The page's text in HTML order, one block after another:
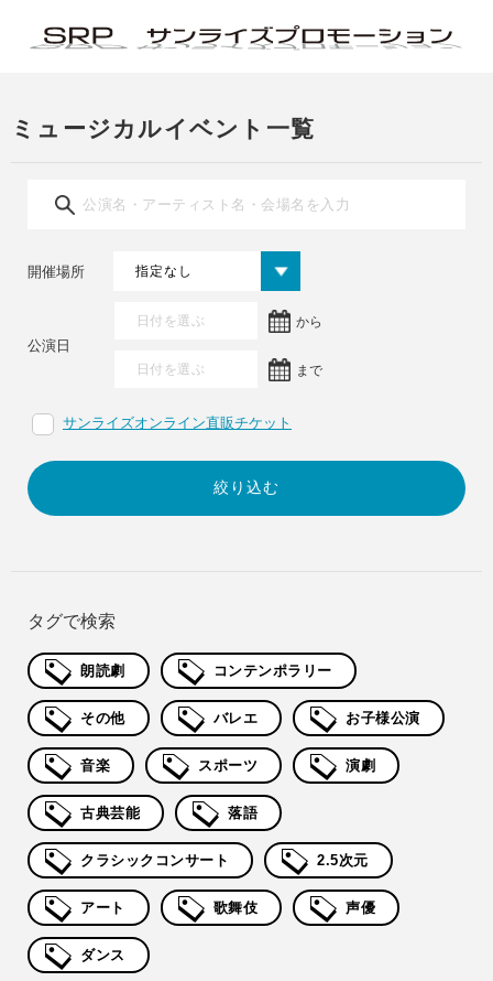
ミュージカルイベント一覧
公演日
から
まで
開催場所
サンライズオンライン直販チケット
タグで検索
朗読劇 コンテンポラリー
その他 バレエ お子様公演
音楽 スポーツ 演劇
古典芸能 落語
クラシックコンサート 2.5次元
アート 歌舞伎 声優
ダンス